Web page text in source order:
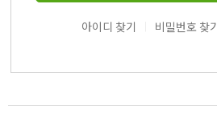
아이디 찾기 비밀번호 찾기